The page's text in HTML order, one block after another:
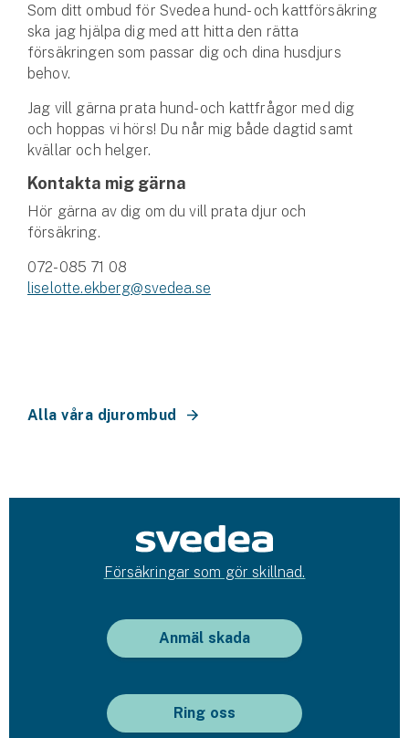
Fritidshusförsäkring
Företag
Bilförsäkring för företag
Släpvagnsförsäkring
Drönarförsäkring
Gruppförsäkringar
Se alla försäkringar
Som ditt ombud för Svedea hund- och kattförsäkring
ska jag hjälpa dig med att hitta den rätta
försäkringen som passar dig och dina husdjurs
behov.
Jag vill gärna prata hund- och kattfrågor med dig
och hoppas vi hörs! Du når mig både dagtid samt
kvällar och helger.
Kontakta mig gärna
Hör gärna av dig om du vill prata djur och
försäkring.
072-085 71 08
liselotte.ekberg@svedea.se
Alla våra djurombud
Försäkringar som gör skillnad.
Anmäl skada
Ring oss